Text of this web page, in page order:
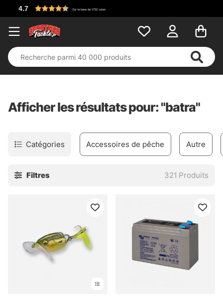
Afficher les résultats pour: "batra"
Catégories Accessoires de pêche Autre
Filtres 321 Produits